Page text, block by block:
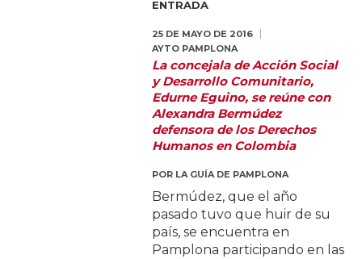
ENTRADA
25 DE MAYO DE 2016
AYTO PAMPLONA
La concejala de Acción Social
y Desarrollo Comunitario,
Edurne Eguino, se reúne con
Alexandra Bermúdez
defensora de los Derechos
Humanos en Colombia
POR LA GUÍA DE PAMPLONA
Bermúdez, que el año
pasado tuvo que huir de su
país, se encuentra en
Pamplona participando en las